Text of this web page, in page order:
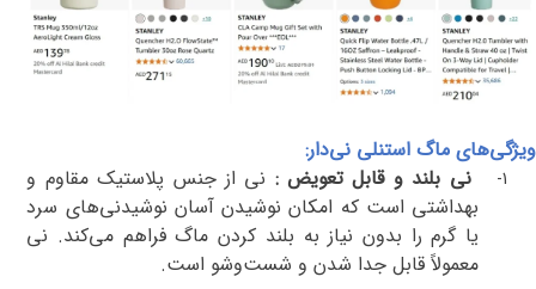
ویژگی‌های ماگ استنلی نی‌دار:
1- نی بلند و قابل تعویض : نی از جنس پلاستیک مقاوم و
بهداشتی است که امکان نوشیدن آسان نوشیدنی‌های سرد
یا گرم را بدون نیاز به بلند کردن ماگ فراهم می‌کند. نی
معمولاً قابل جدا شدن و شست‌وشو است.